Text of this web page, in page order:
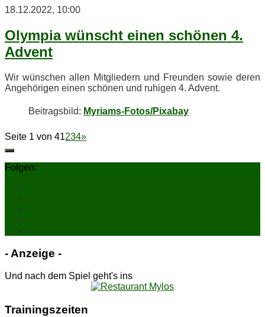
18.12.2022, 10:00
Olym­pia wünscht ei­nen schö­nen 4.
Advent
Wir wün­schen al­len Mit­glie­dern und Freun­den so­wie de­ren
An­ge­hö­ri­gen ei­nen schö­nen und ru­hi­gen 4. Advent.
Bei­trags­bild: Myriams-Fotos/Pixabay
Seite 1 von 41234»
Folgen:
- An­zei­ge -
Und nach dem Spiel geht's ins
Trai­nings­zei­ten